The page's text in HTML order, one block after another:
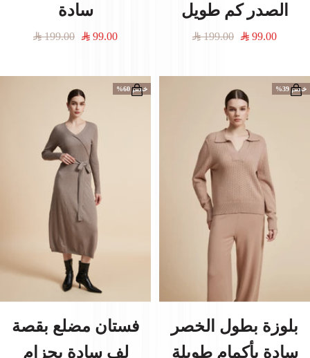
الصدر كم طويل
السعر
99.00
السعر
199.00
سادة
السعر
99.00
السعر
199.00
خصم 39%
بلوزة بطول الخصر
سادة بأكمام طويلة
خصم 60%
فستان مضلع بقصة
لف سادة بحزام